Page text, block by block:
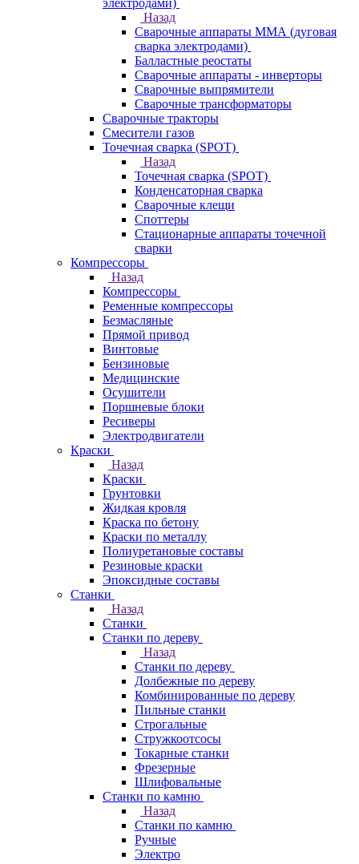
электродами)
Назад
Сварочные аппараты ММА (дуговая
сварка электродами)
Балластные реостаты
Сварочные аппараты - инверторы
Сварочные выпрямители
Сварочные трансформаторы
Сварочные тракторы
Смесители газов
Точечная сварка (SPOT)
Назад
Точечная сварка (SPOT)
Конденсаторная сварка
Сварочные клещи
Споттеры
Стационарные аппараты точечной
сварки
Компрессоры
Назад
Компрессоры
Ременные компрессоры
Безмасляные
Прямой привод
Винтовые
Бензиновые
Медицинские
Осушители
Поршневые блоки
Ресиверы
Электродвигатели
Краски
Назад
Краски
Грунтовки
Жидкая кровля
Краска по бетону
Краски по металлу
Полиуретановые составы
Резиновые краски
Эпоксидные составы
Станки
Назад
Станки
Станки по дереву
Назад
Станки по дереву
Долбежные по дереву
Комбинированные по дереву
Пильные станки
Строгальные
Стружкоотсосы
Токарные станки
Фрезерные
Шлифовальные
Станки по камню
Назад
Станки по камню
Ручные
Электро